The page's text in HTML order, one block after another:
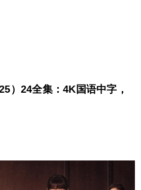
）24全集：4K国语中字，